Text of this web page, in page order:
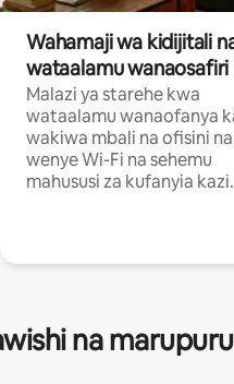
Wahamaji wa kidijitali
wataalamu wanaosafiri
Malazi ya starehe kwa
wataalamu wanaofanya
wakiwa mbali na ofisini na
wenye Wi-Fi na sehemu
mahususi za kufanyia kazi.
na